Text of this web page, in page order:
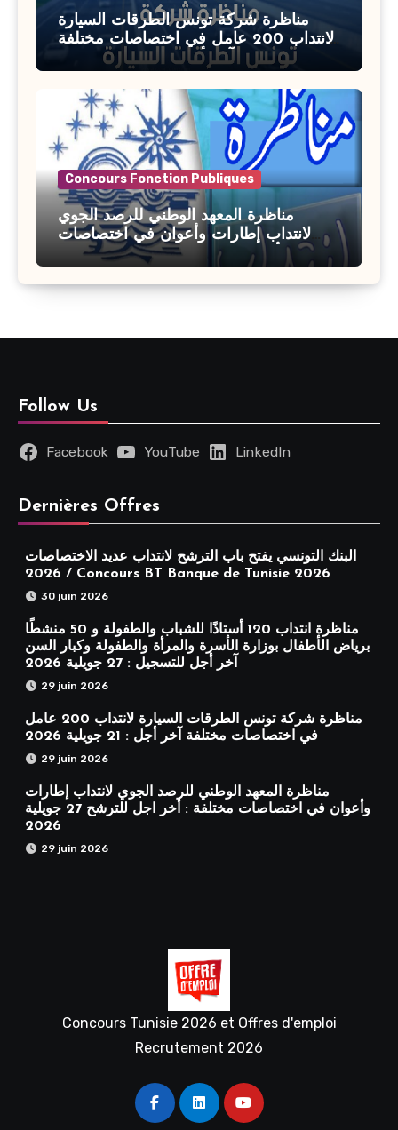
مناظرة شركة تونس الطرقات السيارة
لانتداب 200 عامل في اختصاصات مختلفة
آخر أجل : 21 جويلية 2026
Concours Fonction Publiques
مناظرة المعهد الوطني للرصد الجوي
لانتداب إطارات وأعوان في اختصاصات
مختلفة : أخر اجل للترشح 27 جويلية 2026
Follow Us
Facebook YouTube LinkedIn
Dernières Offres
البنك التونسي يفتح باب الترشح لانتداب عديد الاختصاصات
2026 / Concours BT Banque de Tunisie 2026
30 juin 2026
مناظرة انتداب 120 أستاذًا للشباب والطفولة و 50 منشطًا
برياض الأطفال بوزارة الأسرة والمرأة والطفولة وكبار السن
آخر أجل للتسجيل : 27 جويلية 2026
29 juin 2026
مناظرة شركة تونس الطرقات السيارة لانتداب 200 عامل
في اختصاصات مختلفة آخر أجل : 21 جويلية 2026
29 juin 2026
مناظرة المعهد الوطني للرصد الجوي لانتداب إطارات
وأعوان في اختصاصات مختلفة : أخر اجل للترشح 27 جويلية
2026
29 juin 2026
Concours Tunisie 2026 et Offres d'emploi
Recrutement 2026